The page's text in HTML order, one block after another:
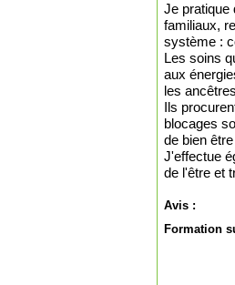
Je pratique
familiaux,
système :
Les soins
aux
les
Ils
blocages
de bien
J'effectue
de l'être et
Avis :
Formation